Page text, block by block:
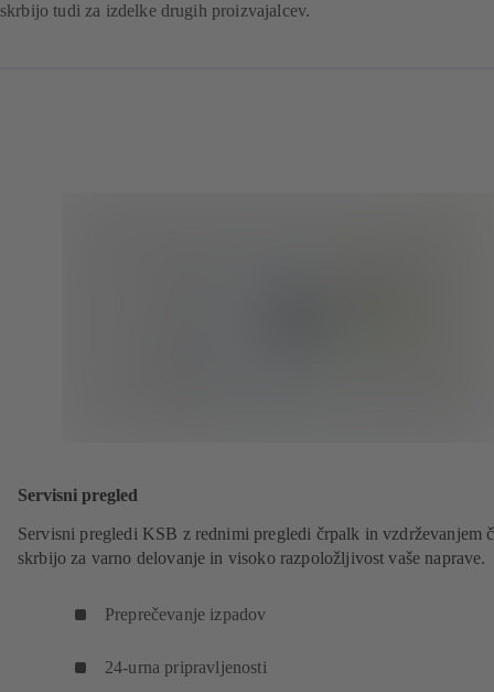
skrbijo tudi za izdelke drugih proizvajalcev.
Servisni pregled
Servisni pregledi KSB z rednimi pregledi črpalk in vzdrževanjem
skrbijo za varno delovanje in visoko razpoložljivost vaše naprave.
Preprečevanje izpadov
24-urna pripravljenosti